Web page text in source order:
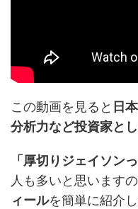
この動画を見ると 日
分析力など投資家と
「厚切りジェイソン
人も多いと思いますの
ィールを簡単に紹介し